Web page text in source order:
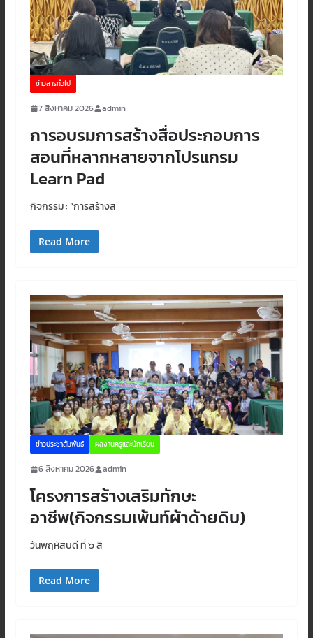
ข่าวสารทั่วไป
7 สิงหาคม 2026 admin
การอบรมการสร้างสื่อประกอบการ
สอนที่หลากหลายจากโปรแกรม
Learn Pad
กิจกรรม : ”การสร้างส
Read More
ข่าวประชาสัมพันธ์ ผลงานครูและนักเรียน
6 สิงหาคม 2026 admin
โครงการสร้างเสริมทักษะ
อาชีพ(กิจกรรมเพ้นท์ผ้าด้ายดิบ)
วันพฤหัสบดี ที่ ๖ สิ
Read More